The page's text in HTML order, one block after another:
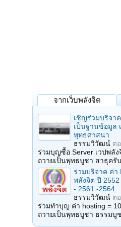
จากเว็บพลังจิต
เชิญร่วมบริจา
เป็นฐานข้อมูล
พุทธศาสนา
ธรรมวิวัฒน์ ต
ร่วมบุญซื้อ Server เวปพลั
ถวายเป็นพุทธบูชา สาธุครั
ร่วมบริจาค ค่า
พลังจิต ปี 2552
- 2561 -2564
ธรรมวิวัฒน์ ต
ร่วมทำบุญ ค่า hosting =
ถวายเป็นพุทธบูชา ธรรมบู